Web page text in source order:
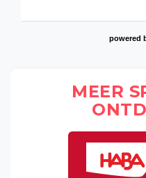
powered
MEER